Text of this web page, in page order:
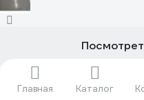
Главная Каталог
Ostendorf